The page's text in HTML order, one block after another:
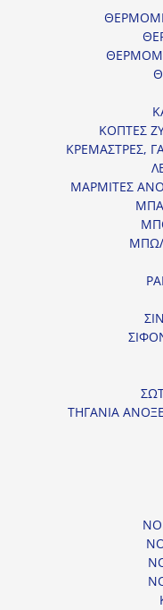
ΚΟΠΤΕΣ
ΚΡΕΜΑΣΤΡΕΣ,
ΜΑΡΜΙΤΕΣ
ΤΗΓΑΝΙΑ